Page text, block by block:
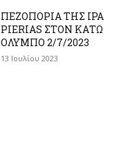
ΠΕΖΟΠΟΡΙΑ ΤΗΣ IPA
PIERIAS ΣΤΟΝ ΚΑΤΩ
ΟΛΥΜΠΟ 2/7/2023
13 Ιουλίου 2023